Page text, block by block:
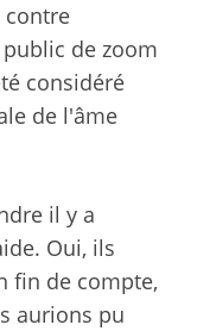
contre
de zoom
considéré
de l'âme
il y a
Oui, ils
fin de compte,
aurions pu